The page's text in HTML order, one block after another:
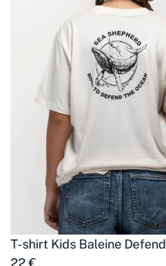
T-shirt Kids Baleine Defend